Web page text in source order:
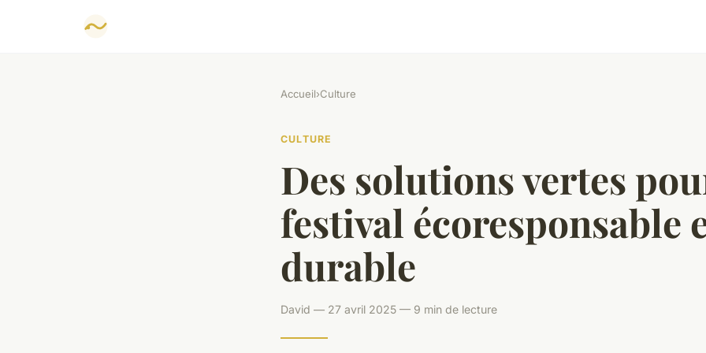
Accueil›Culture
CULTURE
Des solutions vertes
festival écoresponsable
durable
David — 27 avril 2025 — 9 min de lecture